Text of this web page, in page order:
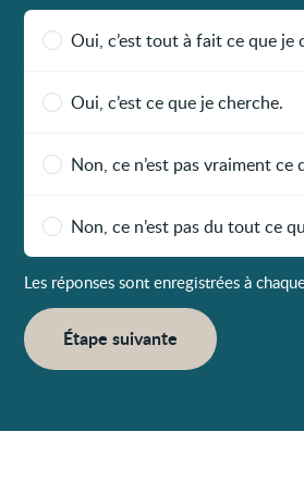
Oui, c’est tout à fait ce que je
Oui, c’est ce que je cherche.
Non, ce n’est pas vraiment ce
Non, ce n’est pas du tout ce
Les réponses sont enregistrées à
Étape suivante